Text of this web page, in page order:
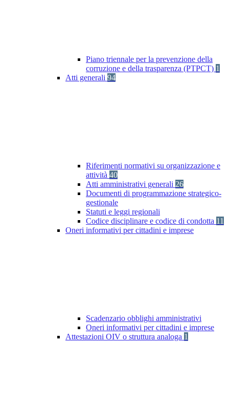
Piano triennale per la prevenzione della
corruzione e della trasparenza (PTPCT) 1
Atti generali 94
Riferimenti normativi su organizzazione e
attività 40
Atti amministrativi generali 26
Documenti di programmazione strategico-
gestionale
Statuti e leggi regionali
Codice disciplinare e codice di condotta 11
Oneri informativi per cittadini e imprese
Scadenzario obblighi amministrativi
Oneri informativi per cittadini e imprese
Attestazioni OIV o struttura analoga 1